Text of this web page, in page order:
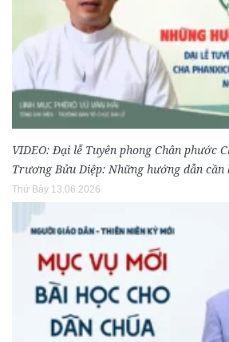
VIDEO: Đại lễ Tuyên phong Chân phước
Trương Bửu Diệp: Những hướng dẫn cần
Thứ Bảy 13.06.2026